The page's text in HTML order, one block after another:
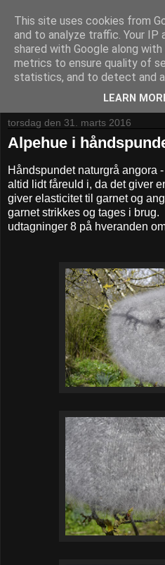
vild med uld
gamle tekstilteknikker -før og
strik filt farvning med planter
torsdag den 31. marts 2016
Alpehue i
Håndspundet naturgrå angora
altid lidt fåreuld i, da det giver
giver elasticitet til garnet og
garnet strikkes og tages i
udtagninger 8 på hveranden
This site uses cookies from
and to analyze traffic. Your IP
shared with Google along
metrics to ensure quality of
statistics, and to detect and
LEARN